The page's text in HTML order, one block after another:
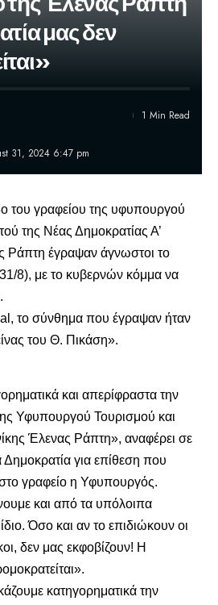
μας δεν
31, 2024 6:47 pm
1 Min Read
του γραφείου της υφυπουργού
της Νέας Δημοκρατίας Α’
Ράπτη έγραψαν άγνωστοι το
8), με το κυβερνών κόμμα να
το σύνθημα που έγραψαν ήταν
του Θ. Πικάση».
και απερίφραστα την
Υφυπουργού Τουρισμού και
Έλενας Ράπτη», αναφέρει σε
για επίθεση που
γραφείο η Υφυπουργός.
και από τα υπόλοιπα
Όσο και αν το επιδιώκουν οι
δεν μας εκφοβίζουν! Η
κατηγορηματικά την